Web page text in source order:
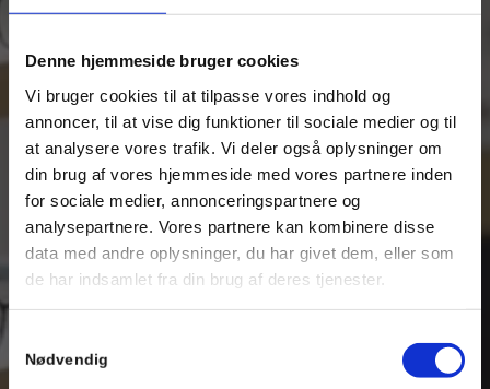
Denne hjemmeside bruger cookies
Vi bruger cookies til at tilpasse vores indhold og
annoncer, til at vise dig funktioner til sociale medier og til
at analysere vores trafik. Vi deler også oplysninger om
din brug af vores hjemmeside med vores partnere inden
for sociale medier, annonceringspartnere og
analysepartnere. Vores partnere kan kombinere disse
data med andre oplysninger, du har givet dem, eller som
de har indsamlet fra din brug af deres tjenester.
Nødvendig